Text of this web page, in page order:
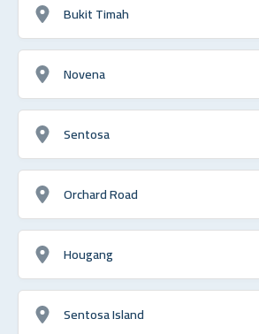
Bukit Timah
Novena
Sentosa
Orchard Road
Hougang
Sentosa Island